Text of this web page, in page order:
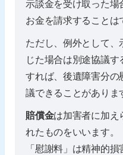
示談金を受け取った
お金を請求することは
ただし、例外として、
じた場合は別途協議
すれば、後遺障害分の
議できることがありま
賠償金は加害者に加え
れたものをいいます。
「慰謝料」は精神的